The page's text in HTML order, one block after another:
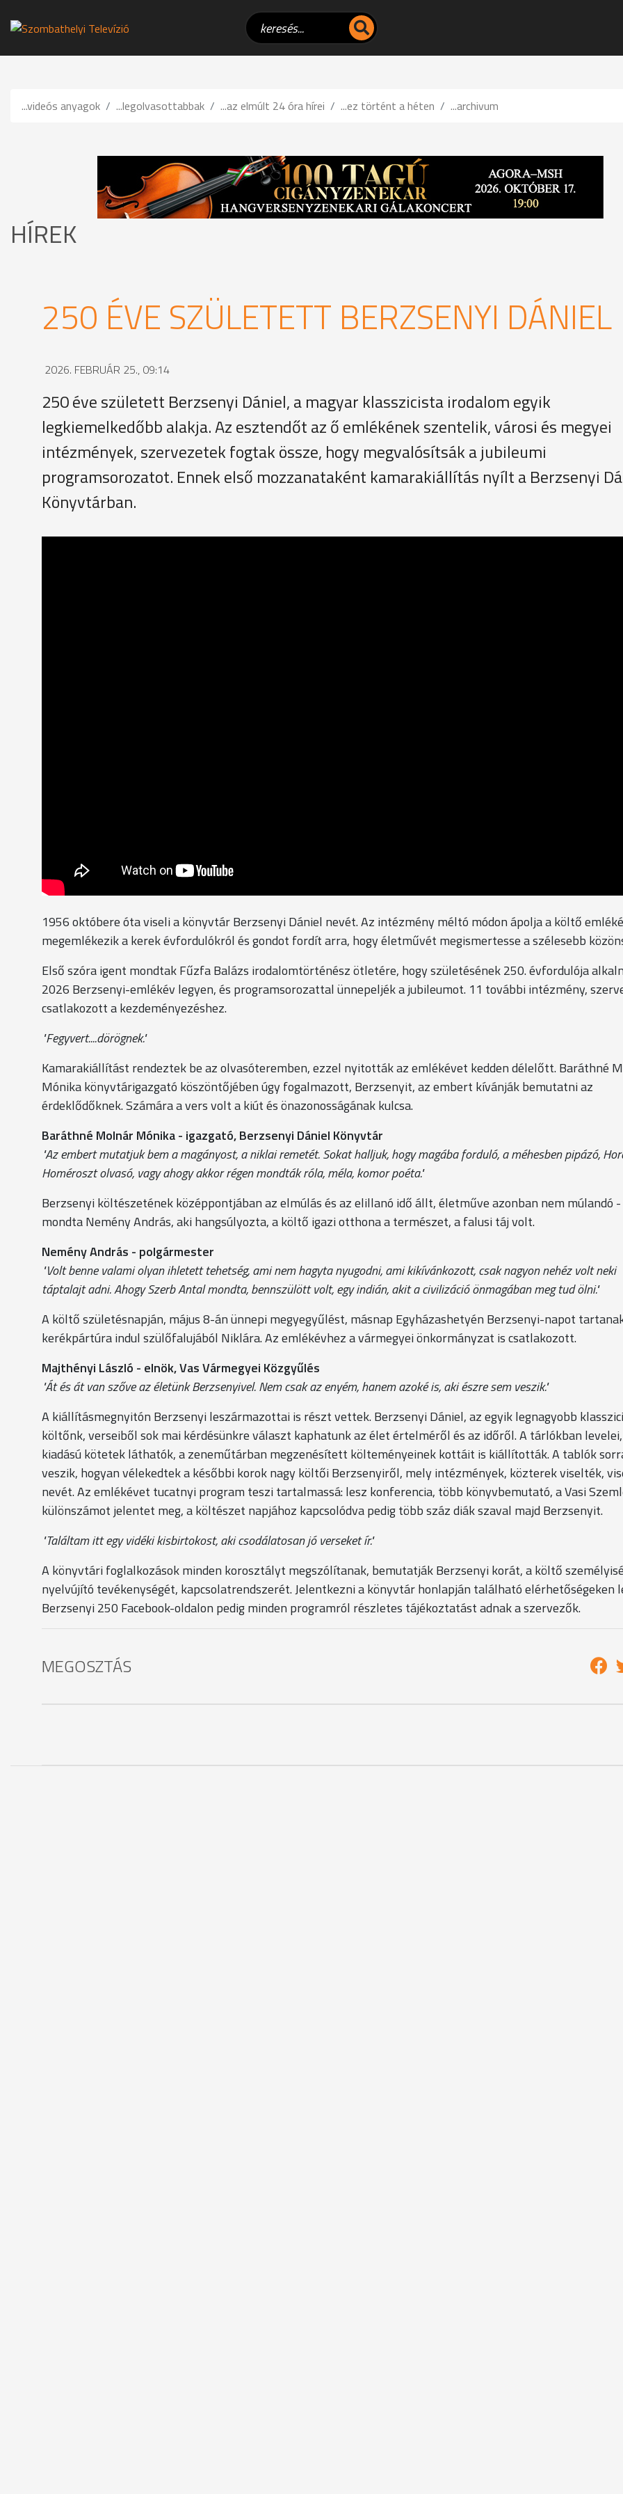
...videós anyagok ...legolvasottabbak ...az elmúlt 24 óra hírei ...ez történt a héten ...archivum
HÍREK
250 ÉVE SZÜLETETT BERZSENYI DÁNIEL
2026. FEBRUÁR 25., 09:14
250 éve született Berzsenyi Dániel, a magyar klasszicista irodalom egyik
legkiemelkedőbb alakja. Az esztendőt az ő emlékének szentelik, városi és megyei
intézmények, szervezetek fogtak össze, hogy megvalósítsák a jubileumi
programsorozatot. Ennek első mozzanataként kamarakiállítás nyílt a Berzsenyi
Könyvtárban.
1956 októbere óta viseli a könyvtár Berzsenyi Dániel nevét. Az intézmény méltó módon ápolja a költő
megemlékezik a kerek évfordulókról és gondot fordít arra, hogy életművét megismertesse a szélesebb
Első szóra igent mondtak Fűzfa Balázs irodalomtörténész ötletére, hogy születésének 250. évfordulója
2026 Berzsenyi-emlékév legyen, és programsorozattal ünnepeljék a jubileumot. 11 további intézmény,
csatlakozott a kezdeményezéshez.
"Fegyvert....dörögnek."
Kamarakiállítást rendeztek be az olvasóteremben, ezzel nyitották az emlékévet kedden délelőtt. Baráthné
Mónika könyvtárigazgató köszöntőjében úgy fogalmazott, Berzsenyit, az embert kívánják bemutatni az
érdeklődőknek. Számára a vers volt a kiút és önazonosságának kulcsa.
Baráthné Molnár Mónika - igazgató, Berzsenyi Dániel Könyvtár
"Az embert mutatjuk bem a magányost, a niklai remetét. Sokat halljuk, hogy magába forduló, a méhesben pipázó,
Homéroszt olvasó, vagy ahogy akkor régen mondták róla, méla, komor poéta."
Berzsenyi költészetének középpontjában az elmúlás és az elillanó idő állt, életműve azonban nem múlandó -
mondta Nemény András, aki hangsúlyozta, a költő igazi otthona a természet, a falusi táj volt.
Nemény András - polgármester
"Volt benne valami olyan ihletett tehetség, ami nem hagyta nyugodni, ami kikívánkozott, csak nagyon nehéz volt neki
táptalajt adni. Ahogy Szerb Antal mondta, bennszülött volt, egy indián, akit a civilizáció önmagában meg tud ölni."
A költő születésnapján, május 8-án ünnepi megyegyűlést, másnap Egyházashetyén Berzsenyi-napot
kerékpártúra indul szülőfalujából Niklára. Az emlékévhez a vármegyei önkormányzat is csatlakozott.
Majthényi László - elnök, Vas Vármegyei Közgyűlés
"Át és át van szőve az életünk Berzsenyivel. Nem csak az enyém, hanem azoké is, aki észre sem veszik."
A kiállításmegnyitón Berzsenyi leszármazottai is részt vettek. Berzsenyi Dániel, az egyik legnagyobb
költőnk, verseiből sok mai kérdésünkre választ kaphatunk az élet értelméről és az időről. A tárlókban
kiadású kötetek láthatók, a zeneműtárban megzenésített költeményeinek kottáit is kiállították. A tablók
veszik, hogyan vélekedtek a későbbi korok nagy költői Berzsenyiről, mely intézmények, közterek viselték,
nevét. Az emlékévet tucatnyi program teszi tartalmassá: lesz konferencia, több könyvbemutató, a Vasi
különszámot jelentet meg, a költészet napjához kapcsolódva pedig több száz diák szaval majd Berzsenyit.
"Találtam itt egy vidéki kisbirtokost, aki csodálatosan jó verseket ír."
A könyvtári foglalkozások minden korosztályt megszólítanak, bemutatják Berzsenyi korát, a költő
nyelvújító tevékenységét, kapcsolatrendszerét. Jelentkezni a könyvtár honlapján található elérhetőségeken
Berzsenyi 250 Facebook-oldalon pedig minden programról részletes tájékoztatást adnak a szervezők.
MEGOSZTÁS